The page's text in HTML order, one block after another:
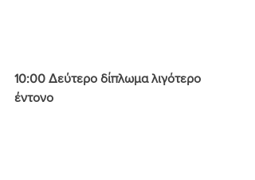
10:00 Δεύτερο δίπλωμα λιγότερο
έντονο